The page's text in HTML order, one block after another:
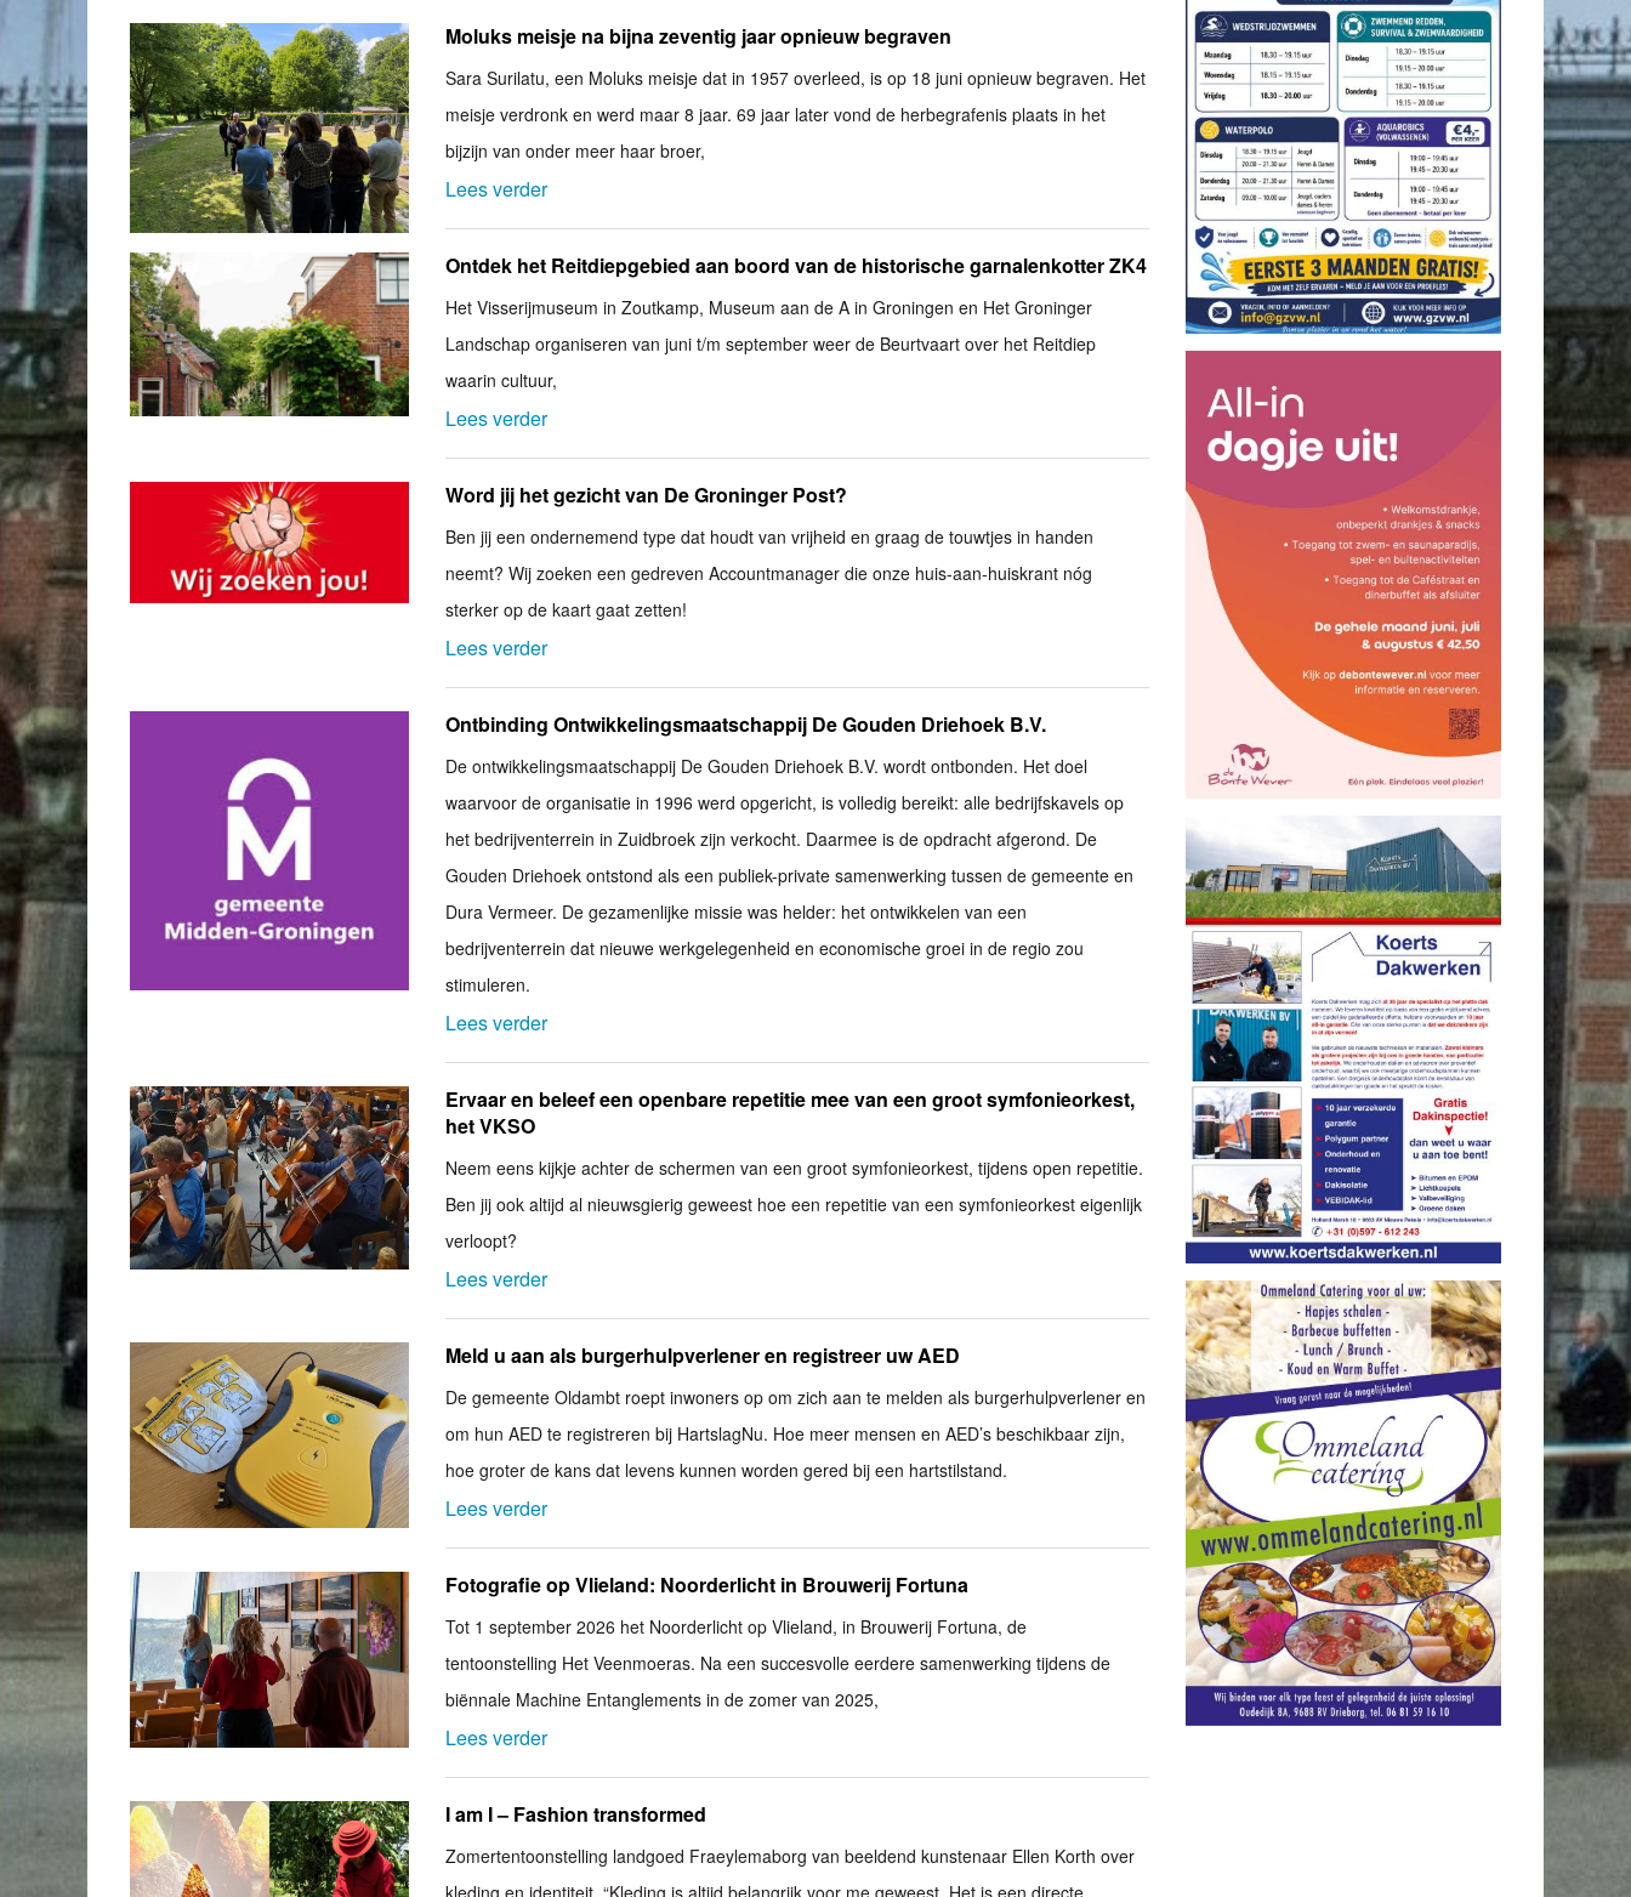
Moluks meisje na bijna zeventig jaar opnieuw begraven
Sara Surilatu, een Moluks meisje dat in 1957 overleed, is op 18 juni opnieuw begraven. Het
meisje verdronk en werd maar 8 jaar. 69 jaar later vond de herbegrafenis plaats in het
bijzijn van onder meer haar broer,
Lees verder
Ontdek het Reitdiepgebied aan boord van de historische garnalenkotter ZK4
Het Visserijmuseum in Zoutkamp, Museum aan de A in Groningen en Het Groninger
Landschap organiseren van juni t/m september weer de Beurtvaart over het Reitdiep
waarin cultuur,
Lees verder
Word jij het gezicht van De Groninger Post?
Ben jij een ondernemend type dat houdt van vrijheid en graag de touwtjes in handen
neemt? Wij zoeken een gedreven Accountmanager die onze huis-aan-huiskrant nóg
sterker op de kaart gaat zetten!
Lees verder
Ontbinding Ontwikkelingsmaatschappij De Gouden Driehoek B.V.
De ontwikkelingsmaatschappij De Gouden Driehoek B.V. wordt ontbonden. Het doel
waarvoor de organisatie in 1996 werd opgericht, is volledig bereikt: alle bedrijfskavels op
het bedrijventerrein in Zuidbroek zijn verkocht. Daarmee is de opdracht afgerond. De
Gouden Driehoek ontstond als een publiek-private samenwerking tussen de gemeente en
Dura Vermeer. De gezamenlijke missie was helder: het ontwikkelen van een
bedrijventerrein dat nieuwe werkgelegenheid en economische groei in de regio zou
stimuleren.
Lees verder
Ervaar en beleef een openbare repetitie mee van een groot symfonieorkest,
het VKSO
Neem eens kijkje achter de schermen van een groot symfonieorkest, tijdens open repetitie.
Ben jij ook altijd al nieuwsgierig geweest hoe een repetitie van een symfonieorkest eigenlijk
verloopt?
Lees verder
Meld u aan als burgerhulpverlener en registreer uw AED
De gemeente Oldambt roept inwoners op om zich aan te melden als burgerhulpverlener en
om hun AED te registreren bij HartslagNu. Hoe meer mensen en AED’s beschikbaar zijn,
hoe groter de kans dat levens kunnen worden gered bij een hartstilstand.
Lees verder
Fotografie op Vlieland: Noorderlicht in Brouwerij Fortuna
Tot 1 september 2026 het Noorderlicht op Vlieland, in Brouwerij Fortuna, de
tentoonstelling Het Veenmoeras. Na een succesvolle eerdere samenwerking tijdens de
biënnale Machine Entanglements in de zomer van 2025,
Lees verder
I am I – Fashion transformed
Zomertentoonstelling landgoed Fraeylemaborg van beeldend kunstenaar Ellen Korth over